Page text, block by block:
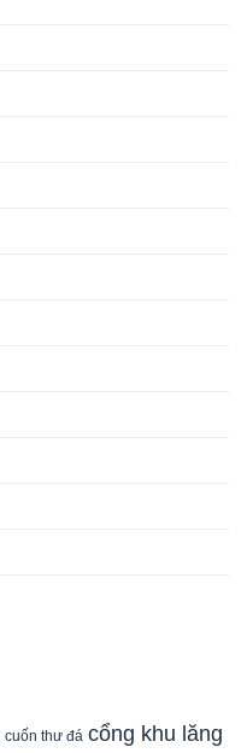
cuốn thư đá cổng khu lăng